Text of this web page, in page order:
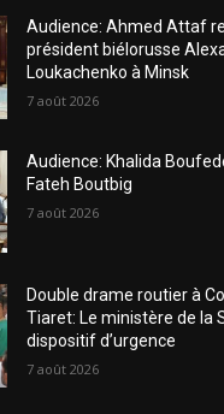
Audience: Ahmed Attaf
président biélorusse
Loukachenko à Minsk
7 août 2026
Audience: Khalida
Fateh Boutbig
7 août 2026
Double drame routier à
Tiaret: Le ministère de la
dispositif d’urgence
7 août 2026